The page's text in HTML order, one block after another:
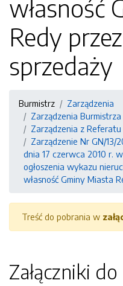
własność
Redy
sprzedaży
Burmistrz
Zarządzenia
Zarządzenia
Zarządzenia z
Zarządzenie Nr GN/13/
dnia 17 czerwca 2010 r.
ogłoszenia wykazu
własność Gminy Miasta
Treść do pobrania w
Załączniki